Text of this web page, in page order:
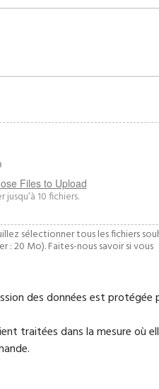
Files to Upload
10 fichiers.
sélectionner tous les fichiers
20 Mo). Faites-nous savoir si vous
des données est protégée
traitées dans la mesure où